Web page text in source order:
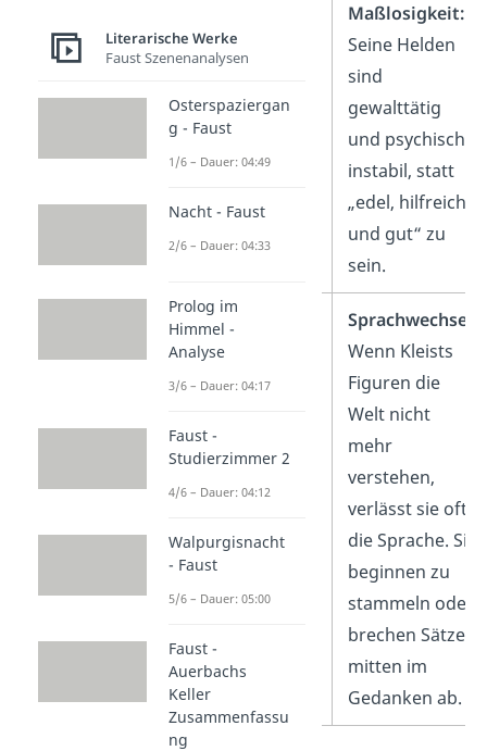
greift auf die
Mythologie
zurück (z. B. in
Penthesilea).
Maßlosigkeit:
Seine Helden
sind
gewalttätig
und psychisch
instabil, statt
„edel, hilfreich
und gut“ zu
sein.
Gehobene
Sprache:
nutze eine
Sprache, die
Sprachwechsel:
Wenn Kleists
Figuren die
Welt nicht
mehr
verstehen,
verlässt sie oft
die Sprache. Sie
beginnen zu
stammeln oder
brechen Sätze
mitten im
Gedanken ab.
Literarische Werke
Faust Szenenanalysen
Osterspaziergan
g - Faust
1/6 – Dauer: 04:49
Nacht - Faust
2/6 – Dauer: 04:33
Prolog im
Himmel -
Analyse
3/6 – Dauer: 04:17
Faust -
Studierzimmer 2
4/6 – Dauer: 04:12
Walpurgisnacht
- Faust
5/6 – Dauer: 05:00
Faust -
Auerbachs
Keller
Zusammenfassu
ng